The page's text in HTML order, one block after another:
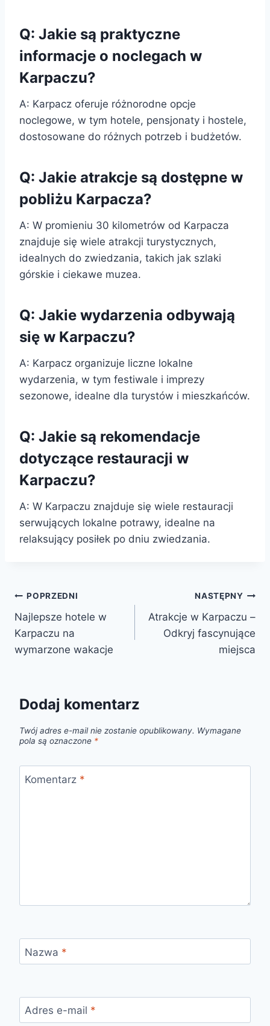
Q: Jakie są praktyczne
informacje o noclegach w
Karpaczu?
A: Karpacz oferuje różnorodne opcje
noclegowe, w tym hotele, pensjonaty i hostele,
dostosowane do różnych potrzeb i budżetów.
Q: Jakie atrakcje są dostępne w
pobliżu Karpacza?
A: W promieniu 30 kilometrów od Karpacza
znajduje się wiele atrakcji turystycznych,
idealnych do zwiedzania, takich jak szlaki
górskie i ciekawe muzea.
Q: Jakie wydarzenia odbywają
się w Karpaczu?
A: Karpacz organizuje liczne lokalne
wydarzenia, w tym festiwale i imprezy
sezonowe, idealne dla turystów i mieszkańców.
Q: Jakie są rekomendacje
dotyczące restauracji w
Karpaczu?
A: W Karpaczu znajduje się wiele restauracji
serwujących lokalne potrawy, idealne na
relaksujący posiłek po dniu zwiedzania.
Nawigacja
wpisu
POPRZEDNI
Najlepsze hotele w
Karpaczu na
wymarzone wakacje
NASTĘPNY
Atrakcje w Karpaczu –
Odkryj fascynujące
miejsca
Dodaj komentarz
Twój adres e-mail nie zostanie opublikowany. Wymagane
pola są oznaczone *
Komentarz *
Nazwa *
Adres e-mail *